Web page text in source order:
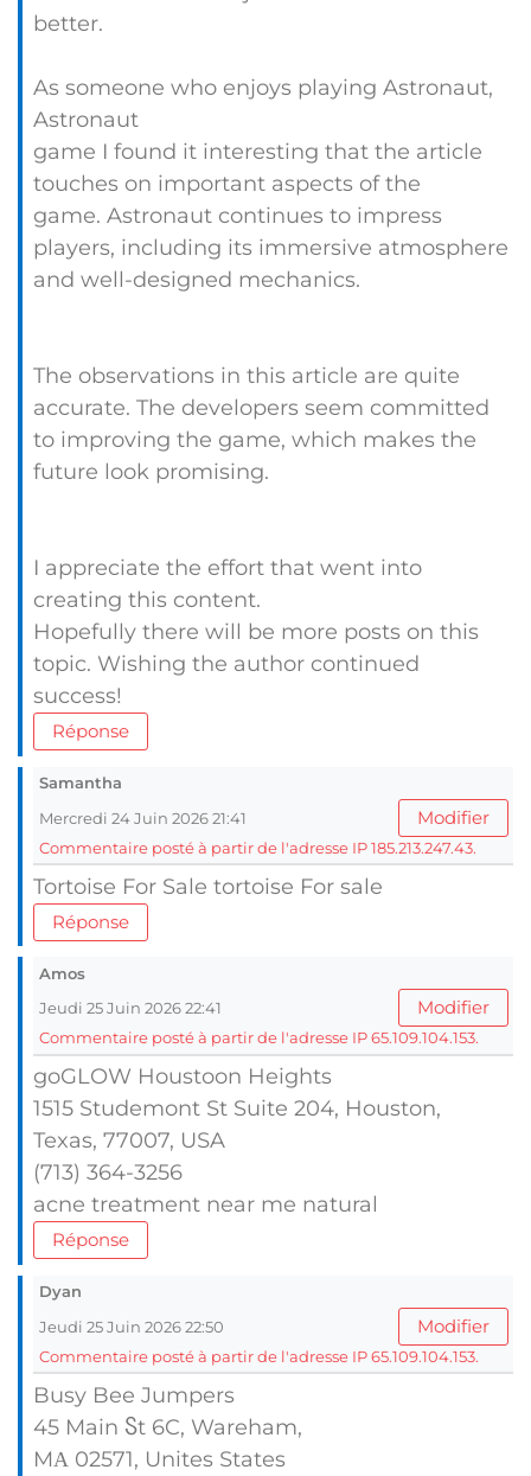
better.
As someone who enjoys playing Astronaut,
Astronaut
game I found it interesting that the article
touches on important aspects of the
game. Astronaut continues to impress
players, including its immersive atmosphere
and well-designed mechanics.
The observations in this article are quite
accurate. The developers seem committed
to improving the game, which makes the
future look promising.
I appreciate the effort that went into
creating this content.
Hopefully there will be more posts on this
topic. Wishing the author continued
success!
Réponse
Samantha
Mercredi 24 Juin 2026 21:41
Modifier
Commentaire posté à partir de l'adresse IP 185.213.247.43.
Tortoise For Sale tortoise For sale
Réponse
Amos
Jeudi 25 Juin 2026 22:41
Modifier
Commentaire posté à partir de l'adresse IP 65.109.104.153.
goGLOW Houstoon Heights
1515 Studemont Ѕt Suite 204, Houston,
Texas, 77007, UЅA
(713) 364-3256
acne treatment neаr me natural
Réponse
Dyan
Jeudi 25 Juin 2026 22:50
Modifier
Commentaire posté à partir de l'adresse IP 65.109.104.153.
Busy Bee Jumpers
45 Main Ⴝt 6C, Wareham,
MΑ 02571, Unites Ѕtates